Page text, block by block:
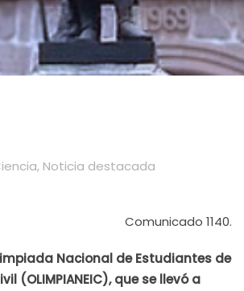
, Noticia destacada
Comunicado 1140.
Nacional de Estudiantes de
(OLIMPIANEIC), que se llevó a